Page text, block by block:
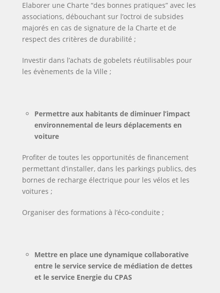
Elaborer une Charte “des bonnes pratiques” avec les
associations, débouchant sur l’octroi de subsides
majorés en cas de signature de la Charte et de
respect des critères de durabilité ;
Investir dans l’achats de gobelets réutilisables pour
les évènements de la Ville ;
Permettre aux habitants de diminuer l’impact
environnemental de leurs déplacements en
voiture
Profiter de toutes les opportunités de financement
permettant d’installer, dans les parkings publics, des
bornes de recharge électrique pour les vélos et les
voitures ;
Organiser des formations à l’éco-conduite ;
Mettre en place une dynamique collaborative
entre le service service de médiation de dettes
et le service Energie du CPAS